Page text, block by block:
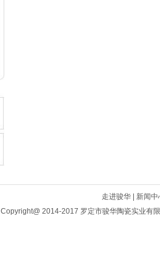
走进骏华
新闻中
Copyright@ 2014-2017 罗定市骏华陶瓷实业有